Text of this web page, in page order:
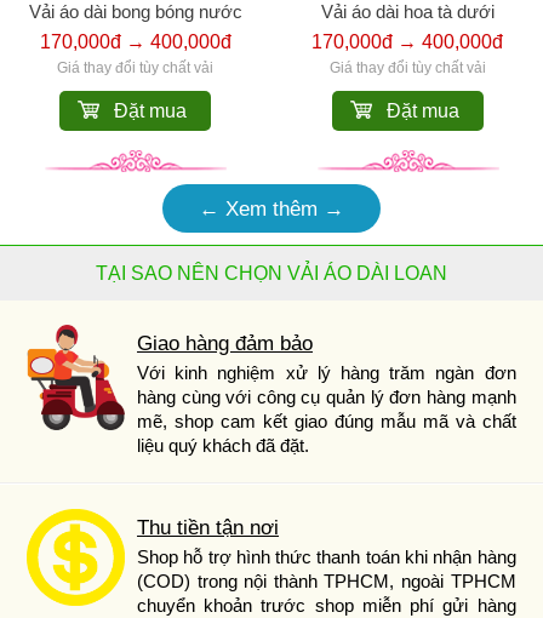
Vải áo dài bong bóng nước
170,000đ → 400,000đ
Giá thay đổi tùy chất vải
Đặt mua
Vải áo dài hoa tà dưới
170,000đ → 400,000đ
Giá thay đổi tùy chất vải
Đặt mua
← Xem thêm →
TẠI SAO NÊN CHỌN VẢI ÁO DÀI LOAN
Giao hàng đảm bảo
Với kinh nghiệm xử lý hàng trăm ngàn đơn
hàng cùng với công cụ quản lý đơn hàng mạnh
mẽ, shop cam kết giao đúng mẫu mã và chất
liệu quý khách đã đặt.
Thu tiền tận nơi
Shop hỗ trợ hình thức thanh toán khi nhận hàng
(COD) trong nội thành TPHCM, ngoài TPHCM
chuyển khoản trước shop miễn phí gửi hàng